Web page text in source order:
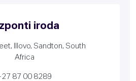
iroda
Illovo, Sandton, South
Africa
87 00 8289